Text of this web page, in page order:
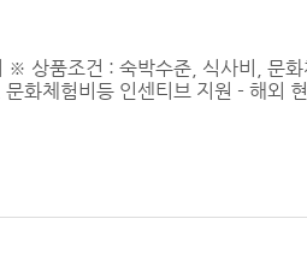
상품조건 : 숙박수준, 식사비, 문화
화체험비등 인센티브 지원 - 해외